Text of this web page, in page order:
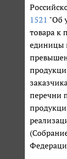
1521 "Об
товара к
единицы
перечни